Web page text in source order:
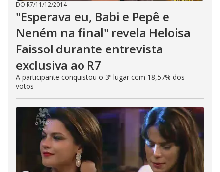
DO R7/11/12/2014
"Esperava eu, Babi e Pepê e
Neném na final" revela Heloisa
Faissol durante entrevista
exclusiva ao R7
A participante conquistou o 3º lugar com 18,57% dos
votos